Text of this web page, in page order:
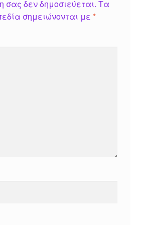
σας δεν δημοσιεύεται. Τα
σημειώνονται με *